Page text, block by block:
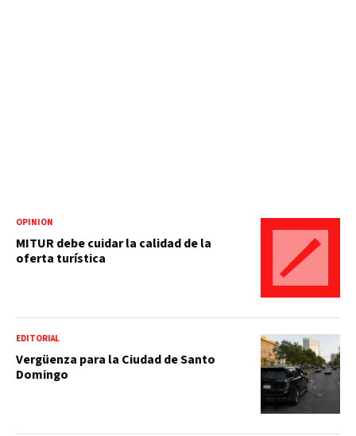
OPINIÓN
MITUR debe cuidar la calidad de la
oferta turística
EDITORIAL
Vergüenza para la Ciudad de Santo
Domingo